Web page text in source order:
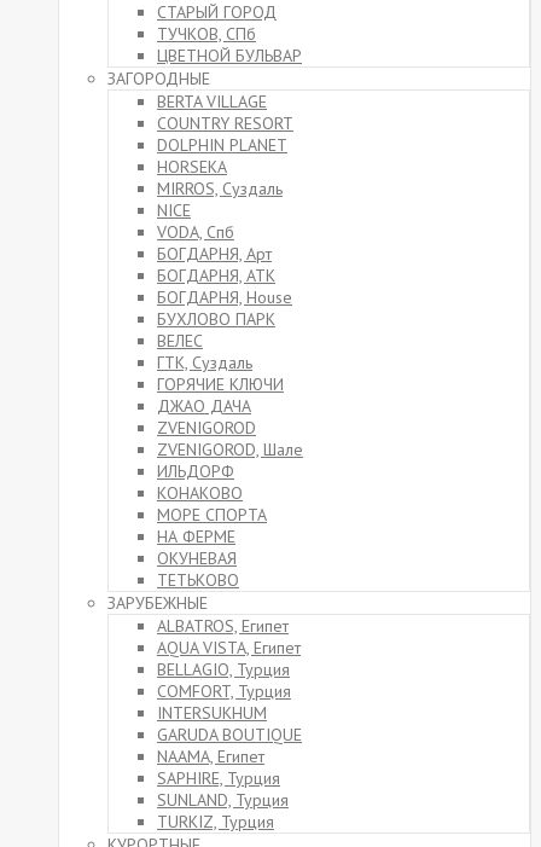
СТАРЫЙ ГОРОД
ТУЧКОВ, СПб
ЦВЕТНОЙ БУЛЬВАР
ЗАГОРОДНЫЕ
BERTA VILLAGE
COUNTRY RESORT
DOLPHIN PLANET
HORSEKA
MIRROS, Суздаль
NICE
VODA, Спб
БОГДАРНЯ, Арт
БОГДАРНЯ, АТК
БОГДАРНЯ, House
БУХЛОВО ПАРК
ВЕЛЕС
ГТК, Суздаль
ГОРЯЧИЕ КЛЮЧИ
ДЖАО ДАЧА
ZVENIGOROD
ZVENIGOROD, Шале
ИЛЬДОРФ
КОНАКОВО
МОРЕ СПОРТА
НА ФЕРМЕ
ОКУНЕВАЯ
ТЕТЬКОВО
ЗАРУБЕЖНЫЕ
ALBATROS, Египет
AQUA VISTA, Египет
BELLAGIO, Турция
COMFORT, Турция
INTERSUKHUM
GARUDA BOUTIQUE
NAAMA, Египет
SAPHIRE, Турция
SUNLAND, Турция
TURKIZ, Турция